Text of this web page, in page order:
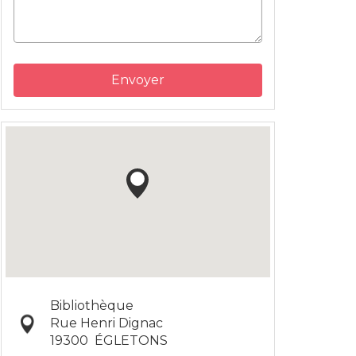
Envoyer
Bibliothèque
Rue Henri Dignac
19300 ÉGLETONS